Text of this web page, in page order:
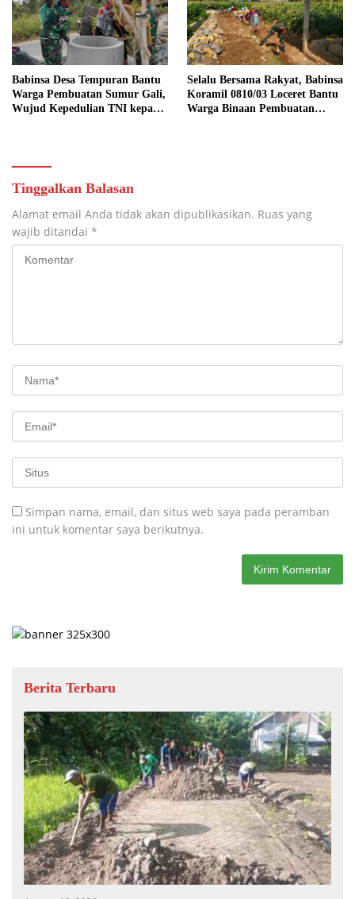
Babinsa Desa Tempuran Bantu
Warga Pembuatan Sumur Gali,
Wujud Kepedulian TNI kepada
Selalu Bersama Rakyat, Babinsa
Koramil 0810/03 Loceret Bantu
Warga Binaan Pembuatan
Tinggalkan Balasan
Alamat email Anda tidak akan dipublikasikan. Ruas yang
wajib ditandai *
Simpan nama, email, dan situs web saya pada peramban
ini untuk komentar saya berikutnya.
Berita Terbaru